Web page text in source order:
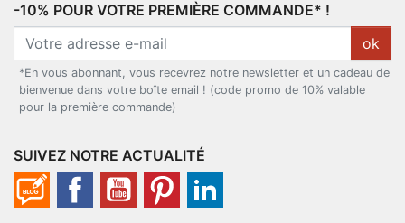
-10% POUR VOTRE PREMIÈRE COMMANDE* !
ok
*En vous abonnant, vous recevrez notre newsletter et un cadeau de
bienvenue dans votre boîte email ! (code promo de 10% valable
pour la première commande)
SUIVEZ NOTRE ACTUALITÉ